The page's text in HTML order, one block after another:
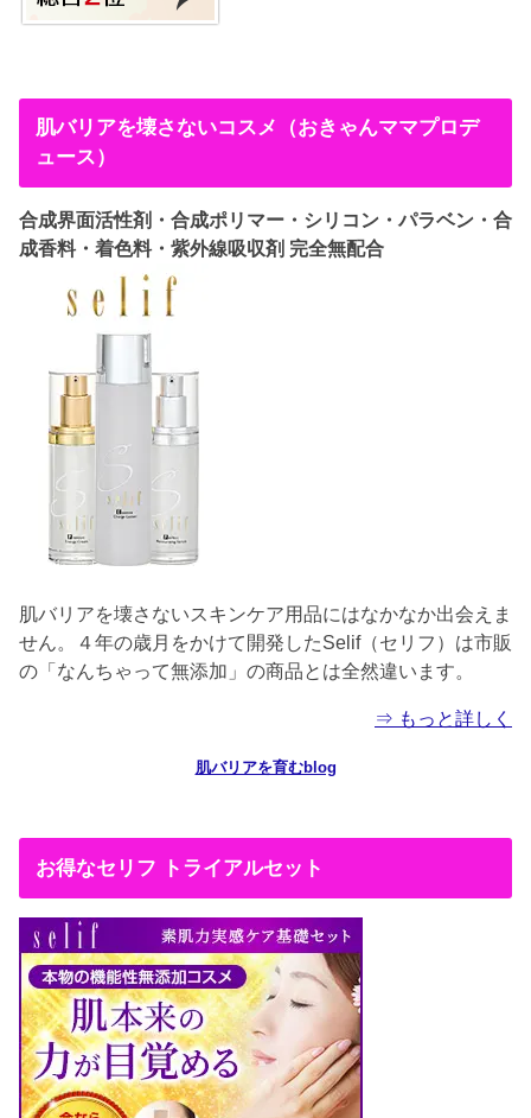
肌バリアを壊さないコスメ（おきゃんママプロデ
ュース）
合成界面活性剤・合成ポリマー・シリコン・パラベン・合
成香料・着色料・紫外線吸収剤 完全無配合
肌バリアを壊さないスキンケア用品にはなかなか出会えま
せん。４年の歳月をかけて開発したSelif（セリフ）は市販
の「なんちゃって無添加」の商品とは全然違います。
⇒ もっと詳しく
肌バリアを育むblog
お得なセリフ トライアルセット